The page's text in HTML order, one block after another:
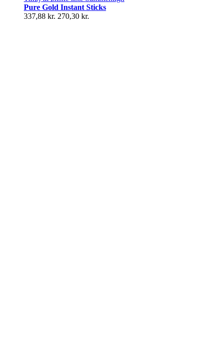
Pure Gold Instant Sticks
337,88 kr. 270,30 kr.